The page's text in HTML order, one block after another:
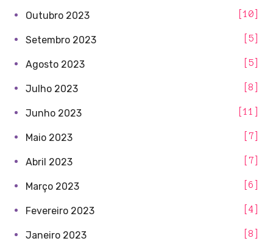
Outubro 2023 10
Setembro 2023 5
Agosto 2023 5
Julho 2023 8
Junho 2023 11
Maio 2023 7
Abril 2023 7
Março 2023 6
Fevereiro 2023 4
Janeiro 2023 8